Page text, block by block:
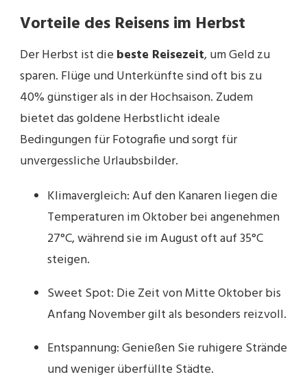
Vorteile des Reisens im Herbst
Der Herbst ist die beste Reisezeit, um Geld zu
sparen. Flüge und Unterkünfte sind oft bis zu
40% günstiger als in der Hochsaison. Zudem
bietet das goldene Herbstlicht ideale
Bedingungen für Fotografie und sorgt für
unvergessliche Urlaubsbilder.
Klimavergleich: Auf den Kanaren liegen die
Temperaturen im Oktober bei angenehmen
27°C, während sie im August oft auf 35°C
steigen.
Sweet Spot: Die Zeit von Mitte Oktober bis
Anfang November gilt als besonders reizvoll.
Entspannung: Genießen Sie ruhigere Strände
und weniger überfüllte Städte.